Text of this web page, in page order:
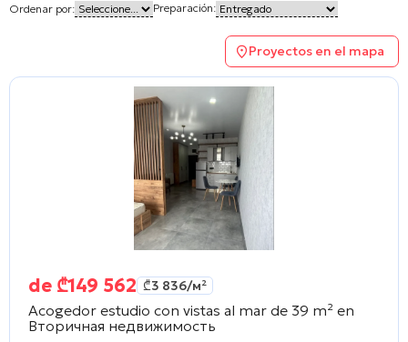
Ordenar por: Preparación:
Proyectos en el mapa
de ₾149 562 ₾3 836/м²
Acogedor estudio con vistas al mar de 39 m² en
Вторичная недвижимость